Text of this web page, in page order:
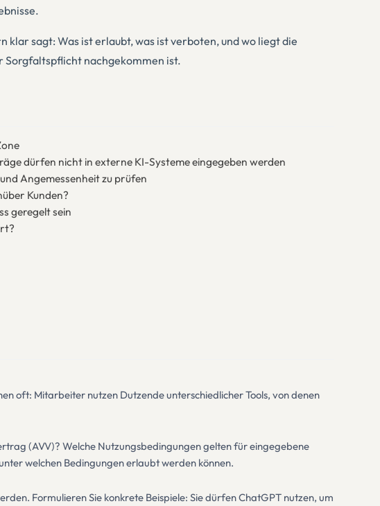
sagt: Was ist erlaubt, was ist verboten, und wo liegt die
Sorgfaltspflicht nachgekommen ist.
dürfen nicht in externe KI-Systeme eingegeben werden
Angemessenheit zu prüfen
Kunden?
geregelt sein
oft: Mitarbeiter nutzen Dutzende unterschiedlicher Tools, von denen
(AVV)? Welche Nutzungsbedingungen gelten für eingegebene
welchen Bedingungen erlaubt werden können.
Formulieren Sie konkrete Beispiele: Sie dürfen ChatGPT nutzen, um